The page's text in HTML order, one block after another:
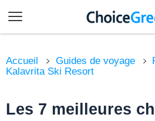
Accueil Guides de voyage
Kalavrita Ski Resort
Les 7 meilleures